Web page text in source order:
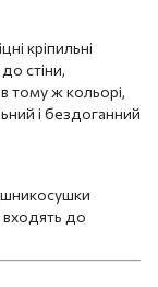
кріпильні
стіни,
тому ж кольорі,
і бездоганний
входять до